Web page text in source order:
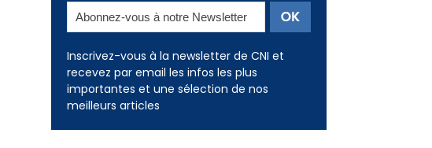
Newsletter
Inscrivez-vous à la newsletter de CNI et
recevez par email les infos les plus
importantes et une sélection de nos